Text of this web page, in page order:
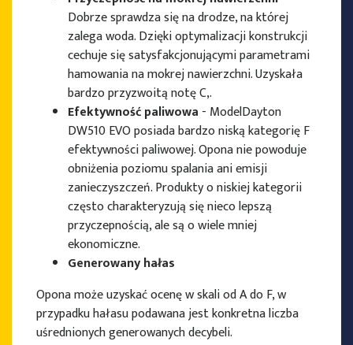
Dobrze sprawdza się na drodze, na której
zalega woda. Dzięki optymalizacji konstrukcji
cechuje się satysfakcjonującymi parametrami
hamowania na mokrej nawierzchni. Uzyskała
bardzo przyzwoitą notę C,.
Efektywność paliwowa - ModelDayton
DW510 EVO posiada bardzo niską kategorię F
efektywności paliwowej. Opona nie powoduje
obniżenia poziomu spalania ani emisji
zanieczyszczeń. Produkty o niskiej kategorii
często charakteryzują się nieco lepszą
przyczepnością, ale są o wiele mniej
ekonomiczne.
Generowany hałas
Opona może uzyskać ocenę w skali od A do F, w
przypadku hałasu podawana jest konkretna liczba
uśrednionych generowanych decybeli.